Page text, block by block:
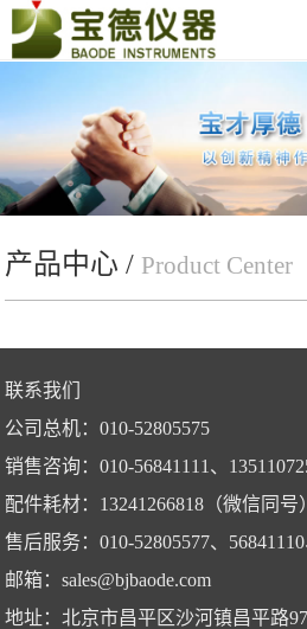
产品中心 / Product Center
联系我们
公司总机：010-52805575
销售咨询：010-56841111、
配件耗材：13241266818（微信同号
售后服务：010-52805577、
邮箱：sales@bjbaode.com
地址：北京市昌平区沙河镇昌平路